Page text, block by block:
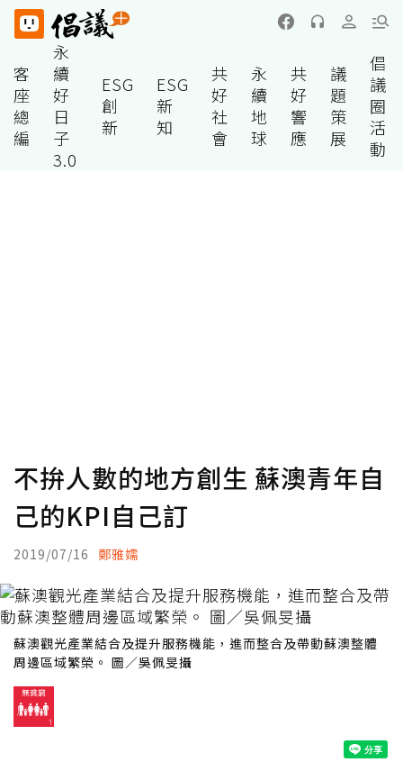
客
座
總
編
永
續
好
日
子
3.0
ESG
創
新
ESG
新
知
共
好
社
會
永
續
地
球
共
好
響
應
議
題
策
展
倡
議
圈
活
動
不拚人數的地方創生 蘇澳青年自
己的KPI自己訂
2019/07/16 鄭雅嬬
蘇澳觀光產業結合及提升服務機能，進而整合及帶動蘇澳整體
周邊區域繁榮。 圖／吳佩旻攝